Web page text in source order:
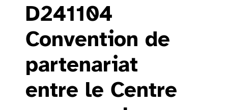
D241104
Convention de
partenariat
entre le Centre